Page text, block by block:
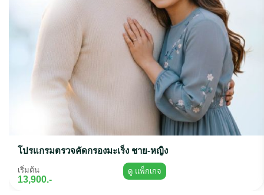
โปรแกรมตรวจคัดกรองมะเร็ง ชาย-หญิง
เริ่มต้น
13,900.-
ดู แพ็กเกจ